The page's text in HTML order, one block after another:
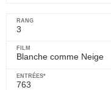
3
Blanche comme Neige
763